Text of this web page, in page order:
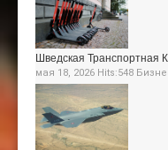
Шведская Транспортная
мая 18, 2026 Hits:548